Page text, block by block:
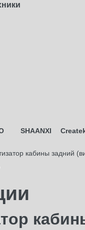
SHAANXI
кабины задний